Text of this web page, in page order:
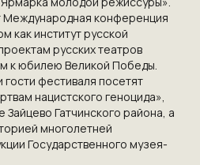
Международная конференция
как институт русской
русских театров
к юбилею Великой Победы.
фестиваля посетят
нацистского геноцида»,
Гатчинского района, а
многолетней
Государственного музея-